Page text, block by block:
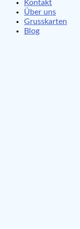
Kontakt
Über uns
Grusskarten
Blog